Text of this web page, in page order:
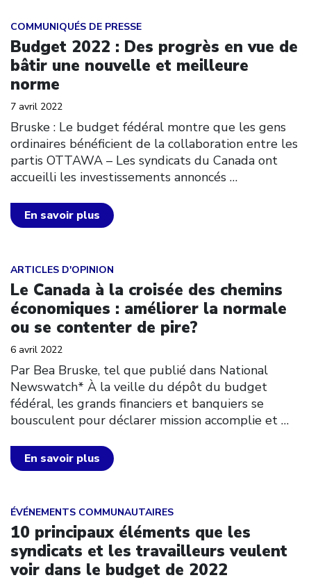
COMMUNIQUÉS DE PRESSE
Budget 2022 : Des progrès en vue de
bâtir une nouvelle et meilleure
norme
7 avril 2022
Bruske : Le budget fédéral montre que les gens
ordinaires bénéficient de la collaboration entre les
partis OTTAWA – Les syndicats du Canada ont
accueilli les investissements annoncés …
En savoir plus
Click to open the link
ARTICLES D'OPINION
Le Canada à la croisée des chemins
économiques : améliorer la normale
ou se contenter de pire?
6 avril 2022
Par Bea Bruske, tel que publié dans National
Newswatch* À la veille du dépôt du budget
fédéral, les grands financiers et banquiers se
bousculent pour déclarer mission accomplie et …
En savoir plus
ÉVÉNEMENTS COMMUNAUTAIRES
10 principaux éléments que les
syndicats et les travailleurs veulent
voir dans le budget de 2022
Click to open the link